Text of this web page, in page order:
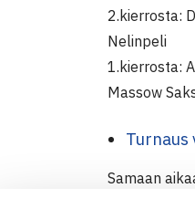
2.kierrosta:
Nelinpeli
1.kierrosta:
Massow
Turnaus
Samaan